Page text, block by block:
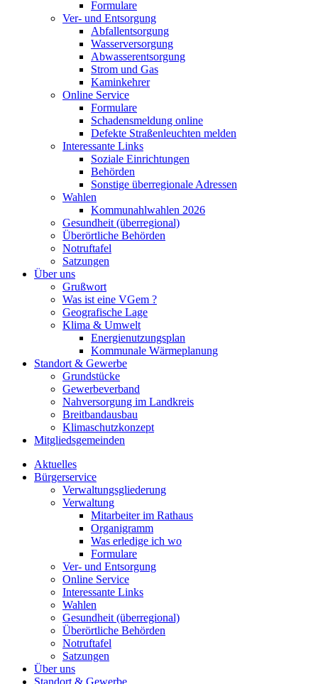
Formulare
Ver- und Entsorgung
Abfallentsorgung
Wasserversorgung
Abwasserentsorgung
Strom und Gas
Kaminkehrer
Online Service
Formulare
Schadensmeldung online
Defekte Straßenleuchten melden
Interessante Links
Soziale Einrichtungen
Behörden
Sonstige überregionale Adressen
Wahlen
Kommunahlwahlen 2026
Gesundheit (überregional)
Überörtliche Behörden
Notruftafel
Satzungen
Über uns
Grußwort
Was ist eine VGem ?
Geografische Lage
Klima & Umwelt
Energienutzungsplan
Kommunale Wärmeplanung
Standort & Gewerbe
Grundstücke
Gewerbeverband
Nahversorgung im Landkreis
Breitbandausbau
Klimaschutzkonzept
Mitgliedsgemeinden
Aktuelles
Bürgerservice
Verwaltungsgliederung
Verwaltung
Mitarbeiter im Rathaus
Organigramm
Was erledige ich wo
Formulare
Ver- und Entsorgung
Online Service
Interessante Links
Wahlen
Gesundheit (überregional)
Überörtliche Behörden
Notruftafel
Satzungen
Über uns
Standort & Gewerbe